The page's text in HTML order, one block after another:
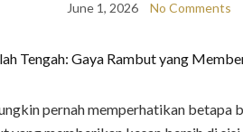
June 1, 2026 No Comments
pernah memperhatikan betapa